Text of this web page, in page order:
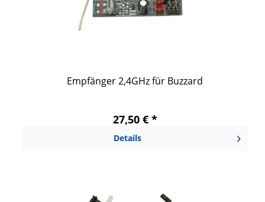
Empfänger 2,4GHz für Buzzard
27,50 € *
Details